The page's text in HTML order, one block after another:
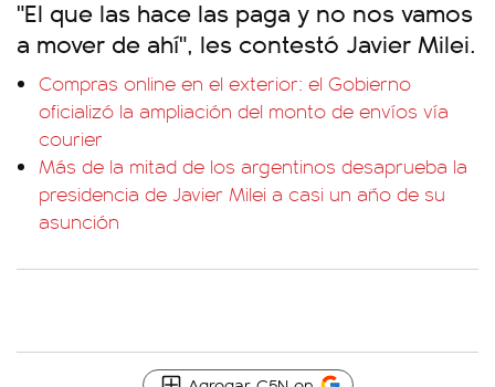
"El que las hace las paga y no nos vamos
a mover de ahí", les contestó Javier Milei.
Compras online en el exterior: el Gobierno
oficializó la ampliación del monto de envíos vía
courier
Más de la mitad de los argentinos desaprueba la
presidencia de Javier Milei a casi un año de su
asunción